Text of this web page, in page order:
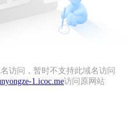
访问，暂时不支持此域名访问
1.icoc.me访问原网站